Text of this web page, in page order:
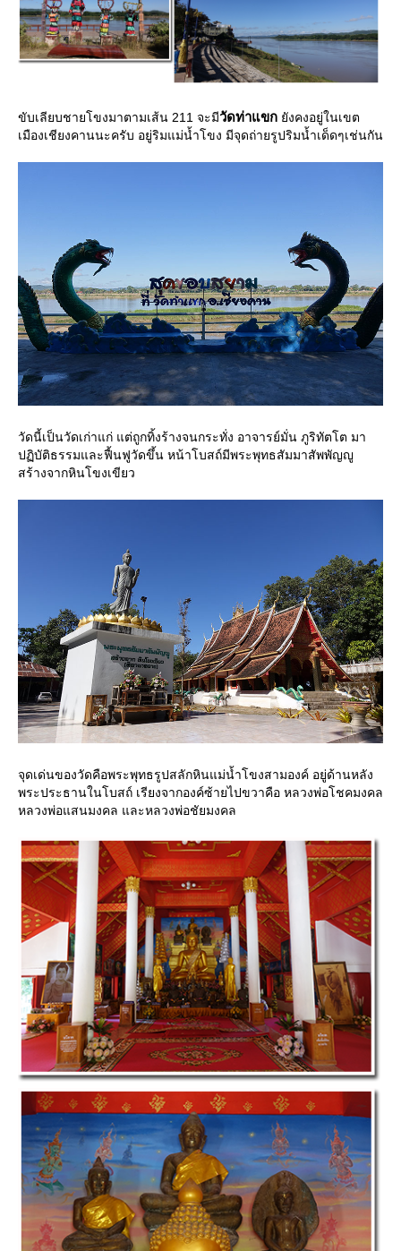
ขับเลียบชายโขงมาตามเส้น 211 จะมีวัดท่าแขก ังคงอยู่ในเขต
เมืองเชียงคานนะครับ อยู่ริมแม่น้ำโขง มีจุดถ่ายรูปริมน้ำเด็ดๆเช่นกัน
วัดนี้เป็นวัดเก่าแก่ แต่ถูกทิ้งร้างจนกระทั่ง อาจารย์มั่น ภูริทัตโต มา
ปฏิบัติธรรมและฟื้นฟูวัดขึ้น หน้าโบสถ์มีพระพุทธสัมมาสัพพัญญู
สร้างจากหินโขงเขียว
จุดเด่นของวัดคือพระพุทธรูปสลักหินแม่น้ำโขงสามองค์ อยู่ด้านหลัง
พระประธานในโบสถ์ เรียงจากองค์ซ้ายไปขวาคือ หลวงพ่อโชคมงคล
หลวงพ่อแสนมงคล และหลวงพ่อชัยมงคล